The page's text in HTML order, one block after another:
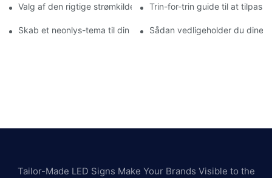
Valg af den rigtige strømkilde til dine neonlysinstallationer
Trin-for-trin guide til at
Skab et neonlys-tema til din næste begivenhedSådan vedligeholder du dine
Tailor-Made LED Signs Make Your Brands Visible to the